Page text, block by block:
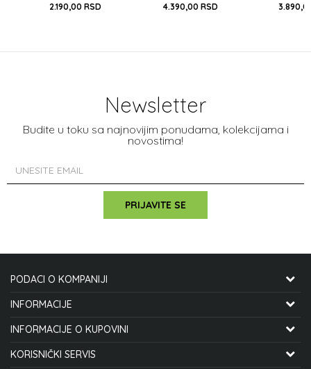
2.190,00 RSD 4.390,00 RSD
Newsletter
Budite u toku sa najnovijim ponudama, kolekcijama i
novostima!
PRIJAVITE SE
PODACI O KOMPANIJI
CYCLO MANIA INTERNATIONAL DOO
21000 NOVI SAD, SRBIJA
INFORMACIJE
O NAMA
ZAPOSLENJE
INFORMACIJE O KUPOVINI
KAKO KUPITI
KORISNIČKI SERVIS